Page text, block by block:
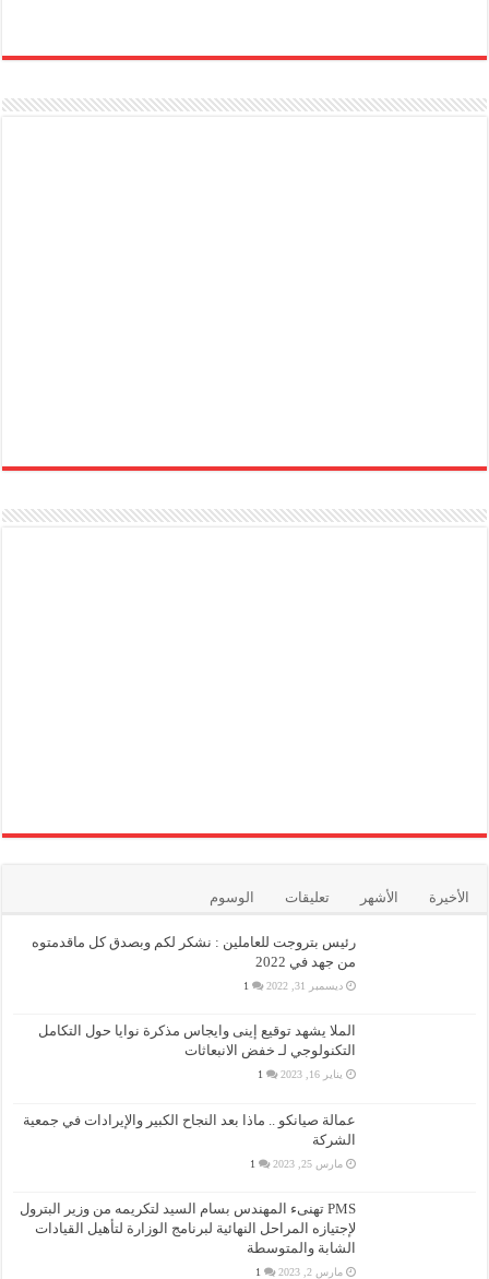
الأخيرة الأشهر تعليقات الوسوم
رئيس بتروجت للعاملين : نشكر لكم وبصدق كل ماقدمتوه
من جهد في 2022
ديسمبر 31, 2022 1
الملا يشهد توقيع إينى وايجاس مذكرة نوايا حول التكامل
التكنولوجي لـ خفض الانبعاثات
يناير 16, 2023 1
عمالة صيانكو .. ماذا بعد النجاح الكبير والإيرادات في جمعية
الشركة
مارس 25, 2023 1
PMS تهنىء المهندس بسام السيد لتكريمه من وزير البترول
لإجتيازه المراحل النهائية لبرنامج الوزارة لتأهيل القيادات
الشابة والمتوسطة
مارس 2, 2023 1